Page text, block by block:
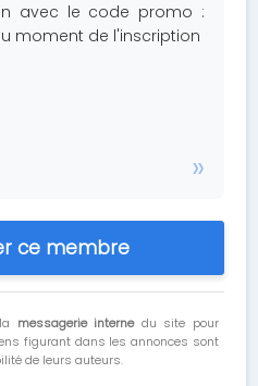
avec le code promo :
moment de l'inscription
ce membre
messagerie internedu site pour
figurant dans les annonces sont
de leurs auteurs.